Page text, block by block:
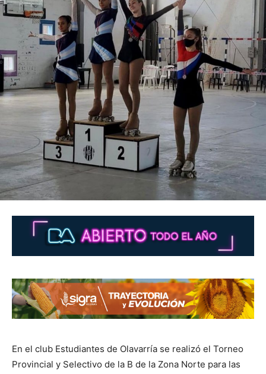
En el club Estudiantes de Olavarría se realizó el Torneo
Provincial y Selectivo de la B de la Zona Norte para las